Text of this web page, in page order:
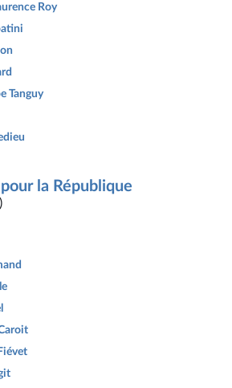
Roy
Tanguy
la République